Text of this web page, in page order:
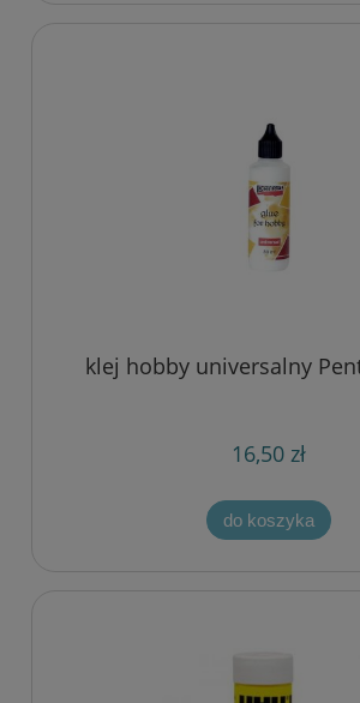
klej hobby universalny
16,50 zł
do koszyka